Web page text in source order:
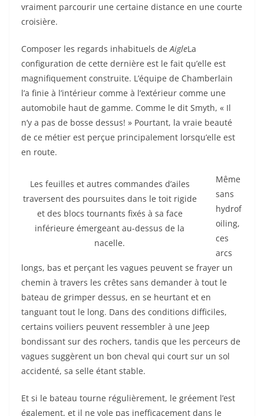
vraiment parcourir une certaine distance en une courte
croisière.
Composer les regards inhabituels deAigleLa
configuration de cette dernière est le fait qu’elle est
magnifiquement construite. L’équipe de Chamberlain
l’a finie à l’intérieur comme à l’extérieur comme une
automobile haut de gamme. Comme le dit Smyth, « Il
n’y a pas de bosse dessus! » Pourtant, la vraie beauté
de ce métier est perçue principalement lorsqu’elle est
en route.
Les feuilles et autres commandes d’ailes
traversent des poursuites dans le toit rigide
et des blocs tournants fixés à sa face
inférieure émergeant au-dessus de la
nacelle.
Même
sans
hydrof
oiling,
ces
arcs
longs, bas et perçant les vagues peuvent se frayer un
chemin à travers les crêtes sans demander à tout le
bateau de grimper dessus, en se heurtant et en
tanguant tout le long. Dans des conditions difficiles,
certains voiliers peuvent ressembler à une Jeep
bondissant sur des rochers, tandis que les perceurs de
vagues suggèrent un bon cheval qui court sur un sol
accidenté, sa selle étant stable.
Et si le bateau tourne régulièrement, le gréement l’est
également, et il ne vole pas inefficacement dans le